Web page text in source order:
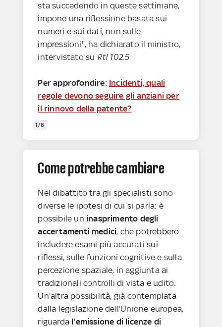
sta succedendo in queste settimane,
impone una riflessione basata sui
numeri e sui dati, non sulle
impressioni", ha dichiarato il ministro,
intervistato su Rtl 102.5
Per approfondire: Incidenti, quali
regole devono seguire gli anziani per
il rinnovo della patente?
1/8
Come potrebbe cambiare
Nel dibattito tra gli specialisti sono
diverse le ipotesi di cui si parla: è
possibile un inasprimento degli
accertamenti medici, che potrebbero
includere esami più accurati sui
riflessi, sulle funzioni cognitive e sulla
percezione spaziale, in aggiunta ai
tradizionali controlli di vista e udito.
Un'altra possibilità, già contemplata
dalla legislazione dell'Unione europea,
riguarda l'emissione di licenze di